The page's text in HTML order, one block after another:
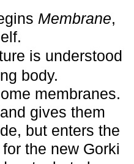
Membrane,
is understood
body.
membranes.
gives them
but enters the
the new Gorki